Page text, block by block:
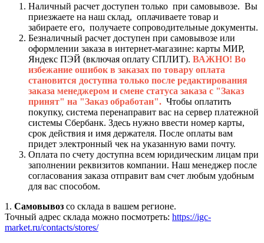
Наличный расчет доступен только при самовывозе. Вы
приезжаете на наш склад, оплачиваете товар и
забираете его, получаете сопроводительные документы.
Безналичный расчет доступен при самовывозе или
оформлении заказа в интернет-магазине: карты МИР,
Яндекс ПЭЙ (включая оплату СПЛИТ). ВАЖНО! Во
избежание ошибок в заказах по товару оплата
становится доступна только после редактирования
заказа менеджером и смене статуса заказа с "Заказ
принят" на "Заказ обработан". Чтобы оплатить
покупку, система перенаправит вас на сервер платежной
системы Сбербанк. Здесь нужно ввести номер карты,
срок действия и имя держателя. После оплаты вам
придет электронный чек на указанную вами почту.
Оплата по счету доступна всем юридическим лицам при
заполнении реквизитов компании. Наш менеджер после
согласования заказа отправит вам счет любым удобным
для вас способом.
1. Самовывоз со склада в вашем регионе.
Точный адрес склада можно посмотреть: https://igc-
market.ru/contacts/stores/